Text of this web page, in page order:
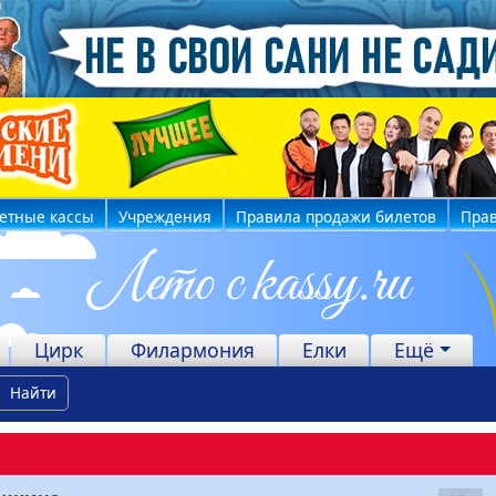
кассы Учреждения Правила продажи билетов
Цирк Филармония Елки Ещё
Найти